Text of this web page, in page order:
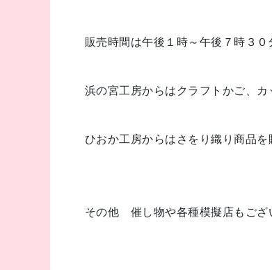
販売時間は午後１時～午後７時３０
浜の宮工房からはクラフトかご、カ
ひおか工房からはさをり織り商品
その他 催し物や各種模擬店もござ